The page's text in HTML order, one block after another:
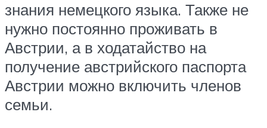
знания немецкого языка. Также не
нужно постоянно проживать в
Австрии, а в ходатайство на
получение австрийского паспорта
Австрии можно включить членов
семьи.